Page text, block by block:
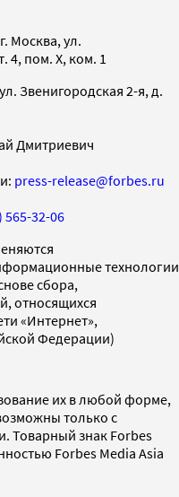
Москва, ул.
4, пом. X, ком. 1
Звенигородская 2-я, д.
Дмитриевич
press-release@forbes.ru
565-32-06
технологии
сбора,
относящихся
«Интернет»,
Федерации)
их в любой форме,
только с
Товарный знак Forbes
Forbes Media Asia